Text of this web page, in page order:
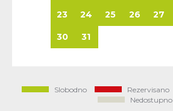
23 24 25 26 27
30 31
Slobodno Rezervisano
Nedostupno